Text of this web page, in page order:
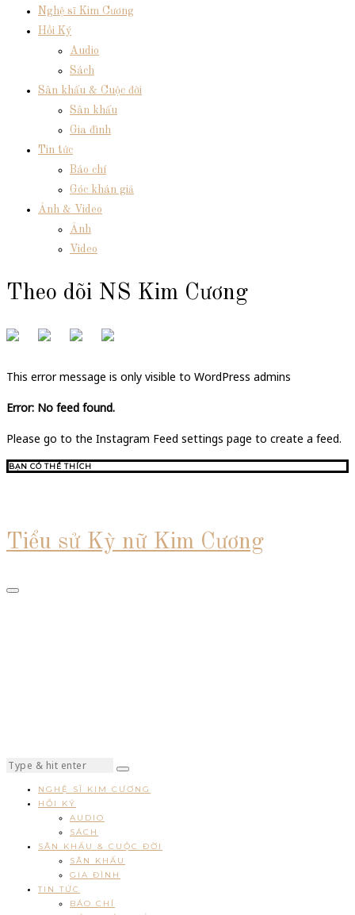
Nghệ sĩ Kim Cương
Hồi Ký
Audio
Sách
Sân khấu & Cuộc đời
Sân khấu
Gia đình
Tin tức
Báo chí
Góc khán giả
Ảnh & Video
Ảnh
Video
Theo dõi NS Kim Cương
This error message is only visible to WordPress admins
Error: No feed found.
Please go to the Instagram Feed settings page to create a feed.
BẠN CÓ THỂ THÍCH
Tiểu sử Kỳ nữ Kim Cương
NGHỆ SĨ KIM CƯƠNG
HỒI KÝ
AUDIO
SÁCH
SÂN KHẤU & CUỘC ĐỜI
SÂN KHẤU
GIA ĐÌNH
TIN TỨC
BÁO CHÍ